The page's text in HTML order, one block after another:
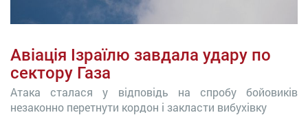
Авіація Ізраїлю завдала удару по
сектору Газа
Атака сталася у відповідь на спробу бойовиків
незаконно перетнути кордон і закласти вибухівку